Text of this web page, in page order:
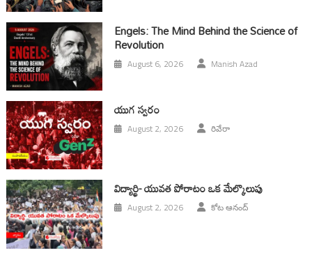
Engels: The Mind Behind the Science of
Revolution
August 6, 2026 Manish Azad
యుగ స్వ‌రం
August 2, 2026 రివేరా
విద్యార్థి- యువత పోరాటం ఒక మేల్కొలుపు
August 2, 2026 కోట ఆనంద్